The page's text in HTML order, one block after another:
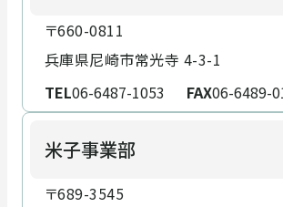
〒660-0811
兵庫県尼崎市常光寺 4-3-1
TEL06-6487-1053 FAX06-6489-
米子事業部
〒689-3545